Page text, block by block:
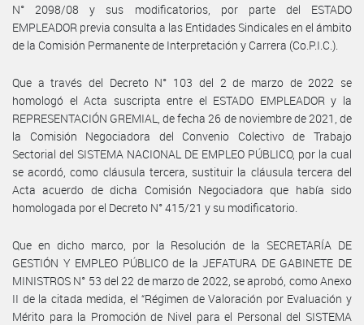
N° 2098/08 y sus modificatorios, por parte del ESTADO
EMPLEADOR previa consulta a las Entidades Sindicales en el ámbito
de la Comisión Permanente de Interpretación y Carrera (Co.P.I.C.).
Que a través del Decreto N° 103 del 2 de marzo de 2022 se
homologó el Acta suscripta entre el ESTADO EMPLEADOR y la
REPRESENTACIÓN GREMIAL, de fecha 26 de noviembre de 2021, de
la Comisión Negociadora del Convenio Colectivo de Trabajo
Sectorial del SISTEMA NACIONAL DE EMPLEO PÚBLICO, por la cual
se acordó, como cláusula tercera, sustituir la cláusula tercera del
Acta acuerdo de dicha Comisión Negociadora que había sido
homologada por el Decreto N° 415/21 y su modificatorio.
Que en dicho marco, por la Resolución de la SECRETARÍA DE
GESTIÓN Y EMPLEO PÚBLICO de la JEFATURA DE GABINETE DE
MINISTROS N° 53 del 22 de marzo de 2022, se aprobó, como Anexo
II de la citada medida, el “Régimen de Valoración por Evaluación y
Mérito para la Promoción de Nivel para el Personal del SISTEMA